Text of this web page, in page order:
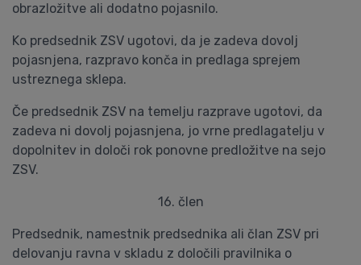
obrazložitve ali dodatno pojasnilo.
Ko predsednik ZSV ugotovi, da je zadeva dovolj
pojasnjena, razpravo konča in predlaga sprejem
ustreznega sklepa.
Če predsednik ZSV na temelju razprave ugotovi, da
zadeva ni dovolj pojasnjena, jo vrne predlagatelju v
dopolnitev in določi rok ponovne predložitve na sejo
ZSV.
16. člen
Predsednik, namestnik predsednika ali član ZSV pri
delovanju ravna v skladu z določili pravilnika o